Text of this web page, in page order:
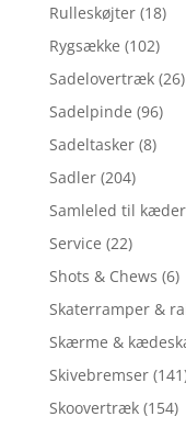
Rulleskøjter (18)
Rygsække (102)
Sadelovertræk (26)
Sadelpinde (96)
Sadeltasker (8)
Sadler (204)
Samleled til kæder
Service (22)
Shots & Chews (6)
Skaterramper &
Skærme &
Skivebremser
Skoovertræk (154)